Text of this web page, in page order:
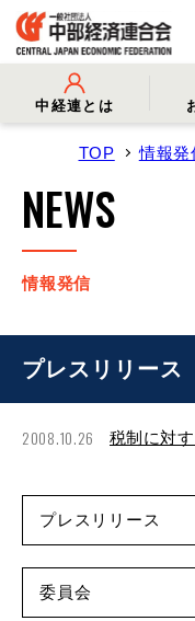
中経連とは
- 中経連とは -
- 役員名簿
- 会員一覧
- 情報発信
- 会長コメント
- イベント・セミナー
TOP 情報発
NEWS
情報発信
プレスリリース
2008.10.26 税制に対